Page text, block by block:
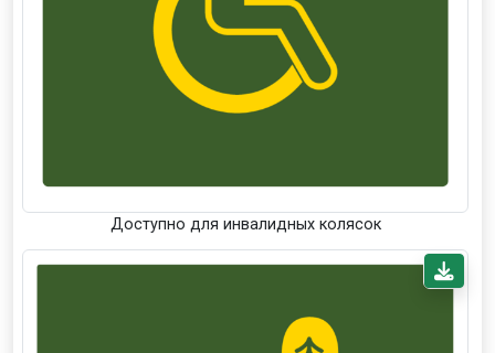
Доступно для инвалидных колясок